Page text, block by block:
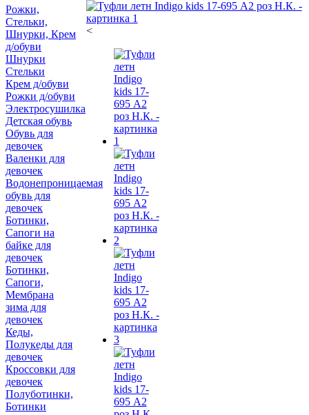
<
Рожки,
Стельки,
Шнурки, Крем
д/обуви
Шнурки
Стельки
Крем д/обуви
Рожки д/обуви
Электросушилка
Детская обувь
Обувь для
девочек
Валенки для
девочек
Водонепроницаемая
обувь для
девочек
Ботинки,
Сапоги на
байке для
девочек
Ботинки,
Сапоги,
Мембрана
зима для
девочек
Кеды,
Полукеды для
девочек
Кроссовки для
девочек
Полуботинки,
Ботинки